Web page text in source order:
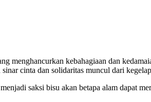
menghancurkan kebahagiaan dan
cinta dan solidaritas muncul dari
saksi bisu akan betapa alam dapat